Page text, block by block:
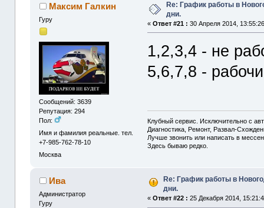
Максим Галкин
Гуру
Сообщений: 3639
Репутация: 294
Пол:
Имя и фамилия реальные. тел.
+7-985-762-78-10
Москва
Re: График работы в
дни.
«Ответ #21 : 30 Апреля 2014,
1,2,3,4 - не
5,6,7,8 -
Клубный сервис. Исключительно с
Диагностика, Ремонт, Развал-
Лучше звонить или написать в
Здесь бываю редко.
Ива
Администрaтор
Гуру
Re: График работы в
дни.
«Ответ #22 : 25 Декабря 2014,